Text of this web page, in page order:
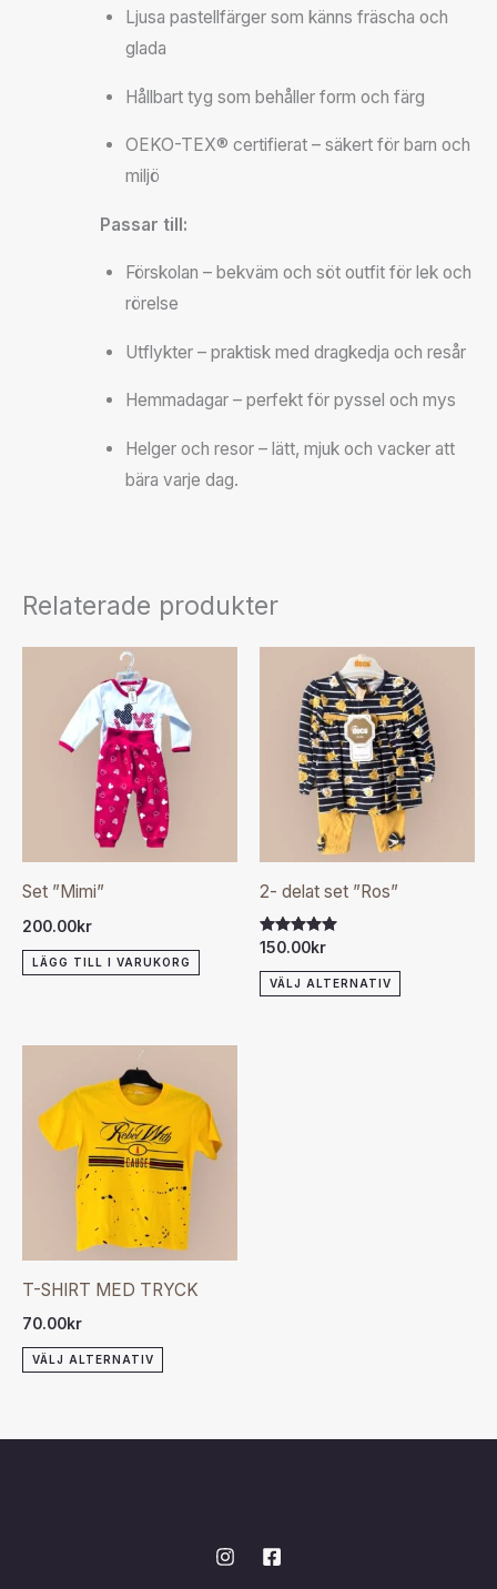
Ljusa pastellfärger som känns fräscha och
glada
Hållbart tyg som behåller form och färg
OEKO-TEX® certifierat – säkert för barn och
miljö
Passar till:
Förskolan – bekväm och söt outfit för lek och
rörelse
Utflykter – praktisk med dragkedja och resår
Hemmadagar – perfekt för pyssel och mys
Helger och resor – lätt, mjuk och vacker att
bära varje dag.
Relaterade produkter
Set ”Mimi”
200.00kr
LÄGG TILL I VARUKORG
2- delat set ”Ros”
Betygsatt
av 5
150.00kr
VÄLJ ALTERNATIV
här
produkten
har
flera
varianter.
De
väljas
på
T-SHIRT MED TRYCK
70.00kr
VÄLJ ALTERNATIV
här
produkten
har
flera
varianter.
De
väljas